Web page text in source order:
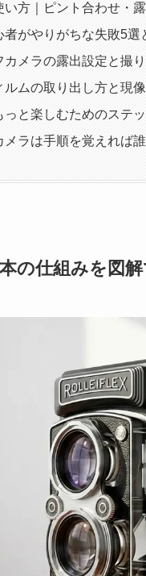
い方｜ピント合わせ・
者がやりがちな失敗5選
カメラの露出設定と撮
ルムの取り出し方と現
っと楽しむためのステ
メラは手順を覚えれば
の仕組みを図解